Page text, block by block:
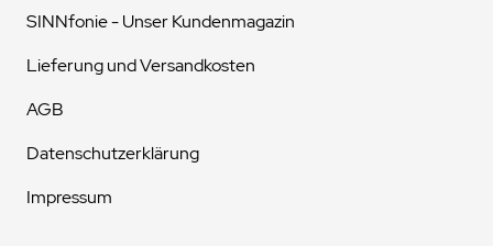
SINNfonie - Unser Kundenmagazin
Lieferung und Versandkosten
AGB
Datenschutzerklärung
Impressum